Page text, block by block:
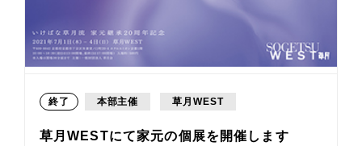
終了 本部主催 草月WEST
草月WESTにて家元の個展を開催します